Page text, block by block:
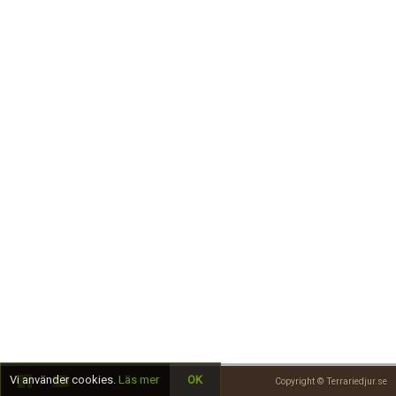
Copyright © Terrariedjur.se
Vi använder cookies. Läs mer OK